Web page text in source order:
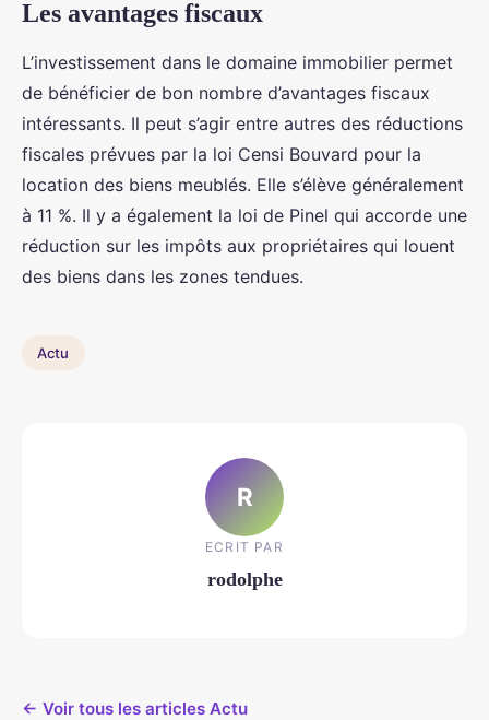
Les avantages fiscaux
L’investissement dans le domaine immobilier permet
de bénéficier de bon nombre d’avantages fiscaux
intéressants. Il peut s’agir entre autres des réductions
fiscales prévues par la loi Censi Bouvard pour la
location des biens meublés. Elle s’élève généralement
à 11 %. Il y a également la loi de Pinel qui accorde une
réduction sur les impôts aux propriétaires qui louent
des biens dans les zones tendues.
Actu
R
ECRIT PAR
rodolphe
← Voir tous les articles Actu